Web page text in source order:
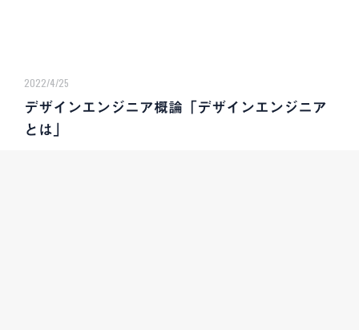
2022/4/25
デザインエンジニア概論「デザインエンジニア
とは」